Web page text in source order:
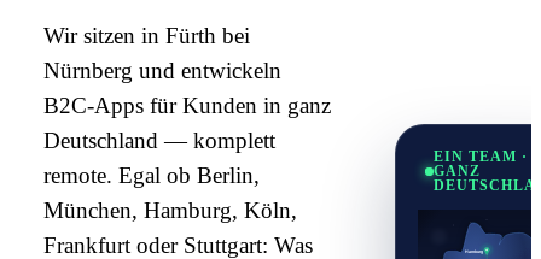
Wir sitzen in Fürth bei
Nürnberg und entwickeln
B2C-Apps für Kunden in ganz
Deutschland — komplett
remote. Egal ob Berlin,
München, Hamburg, Köln,
Frankfurt oder Stuttgart: Was
EIN TEAM ·
GANZ
Hamburg